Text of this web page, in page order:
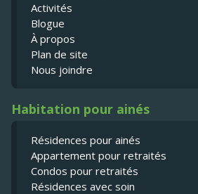
Activités
Blogue
À propos
Plan de site
Nous joindre
Habitation pour ainés
Résidences pour ainés
Appartement pour retraités
Condos pour retraités
Résidences avec soin